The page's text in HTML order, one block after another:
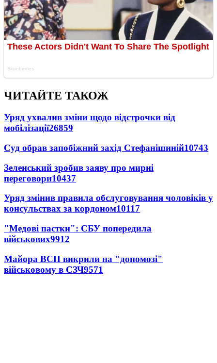
ЧИТАЙТЕ ТАКОЖ
Уряд ухвалив зміни щодо відстрочки від
мобілізації26859
Суд обрав запобіжний захід Стефанішиній10743
Зеленський зробив заяву про мирні
переговори10437
Уряд змінив правила обслуговування чоловіків у
консульствах за кордоном10117
"Медові пастки": СБУ попередила
військових9912
Майора ВСП викрили на "допомозі"
військовому в СЗЧ9571